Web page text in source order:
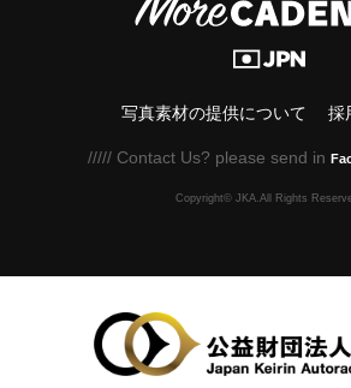
写真素材の提供について 採
///// Contact Us? please send in
Copyright© JKA.All Rights